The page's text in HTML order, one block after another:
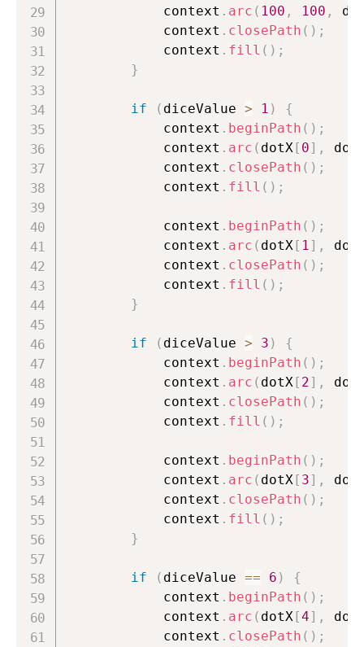
            context
. arc ( 100 , 100 ,
            context
. closePath ( ) ;
            context
. fill ( ) ;
}
if ( diceValue > 1 )
{
            context
. beginPath ( ) ;
            context
. arc ( dotX[ 0] ,
            context
. closePath ( ) ;
            context
. fill ( ) ;
            context
. beginPath ( ) ;
            context
. arc ( dotX[ 1] ,
            context
. closePath ( ) ;
            context
. fill ( ) ;
}
if ( diceValue > 3 )
{
            context
. beginPath ( ) ;
            context
. arc ( dotX[ 2] ,
            context
. closePath ( ) ;
            context
. fill ( ) ;
            context
. beginPath ( ) ;
            context
. arc ( dotX[ 3] ,
            context
. closePath ( ) ;
            context
. fill ( ) ;
}
if ( diceValue == 6 )
{
            context
. beginPath ( ) ;
            context
. arc ( dotX[4] ,
            context
. closePath ( ) ;